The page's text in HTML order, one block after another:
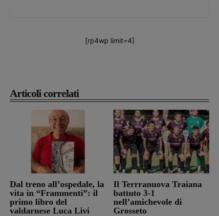
Articoli correlati
Dal treno all’ospedale, la
vita in “Frammenti”: il
primo libro del
valdarnese Luca Livi
Il Terrranuova Traiana
battuto 3-1
nell’amichevole di
Grosseto
[rp4wp limit=4]